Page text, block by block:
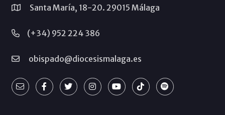
Santa María, 18-20. 29015 Málaga
(+34) 952 224 386
obispado@diocesismalaga.es